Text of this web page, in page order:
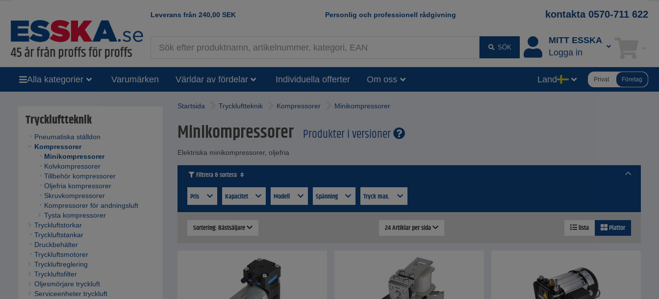
Leverans från 240,00 SEK Personlig och professionell rådgivning kontakta 0570-711 622
SÖK
MITT ESSKA
Logga in
Alla kategorier Varumärken Världar av fördelar Individuella offerter Om oss Land Privat Företag
Tryckluftteknik
Pneumatiska ställdon
Kompressorer
Minikompressorer
Kolvkompressorer
Tillbehör kompressorer
Oljefria kompressorer
Skruvkompressorer
Kompressorer för andningsluft
Tysta kompressorer
Tryckluftstorkar
Tryckluftstankar
Druckbehälter
Tryckluftsmotorer
Tryckluftreglering
Tryckluftsfilter
Oljesmörjare tryckluft
Serviceenheter tryckluft
Startsida Tryckluftteknik Kompressorer Minikompressorer
Minikompressorer Produkter i versioner
Elektriska minikompressorer, oljefria
Filtrera & sortera
Pris
Kapacitet Modell Spänning Tryck max.
Sortering: Bästsäljare 24 Artiklar per sida lista Plattor